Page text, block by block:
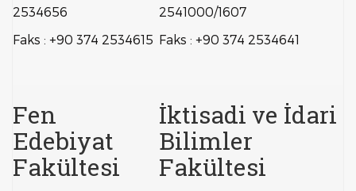
2534656
Faks : +90 374 2534615
2541000/1607
Faks : +90 374 2534641
Fen
Edebiyat
Fakültesi
İktisadi ve İdari
Bilimler
Fakültesi